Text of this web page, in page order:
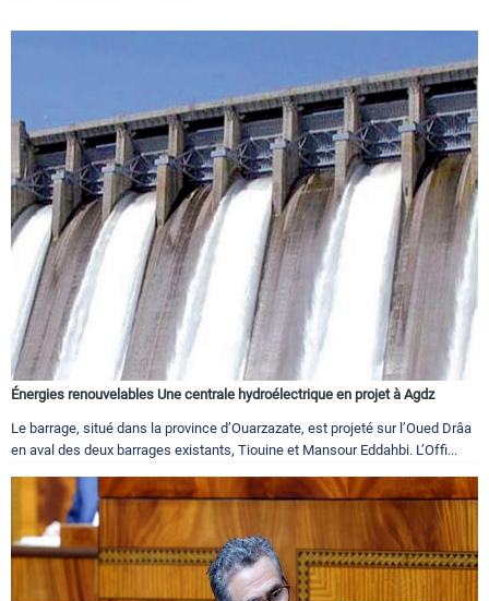
Énergies renouvelables Une centrale hydroélectrique en projet à Agdz
Le barrage, situé dans la province d’Ouarzazate, est projeté sur l’Oued Drâa
en aval des deux barrages existants, Tiouine et Mansour Eddahbi. L’Offi...